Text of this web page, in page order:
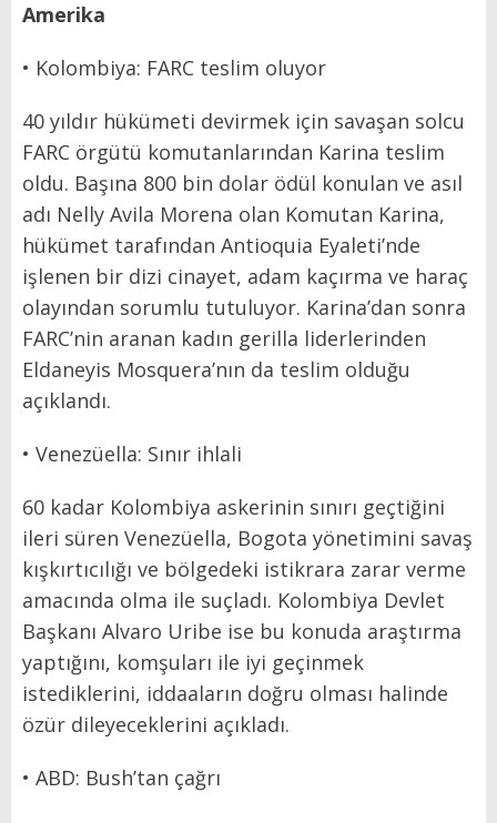
Amerika
• Kolombiya: FARC teslim oluyor
40 yıldır hükümeti devirmek için savaşan solcu
FARC örgütü komutanlarından Karina teslim
oldu. Başına 800 bin dolar ödül konulan ve asıl
adı Nelly Avila Morena olan Komutan Karina,
hükümet tarafından Antioquia Eyaleti’nde
işlenen bir dizi cinayet, adam kaçırma ve haraç
olayından sorumlu tutuluyor. Karina’dan sonra
FARC’nin aranan kadın gerilla liderlerinden
Eldaneyis Mosquera’nın da teslim olduğu
açıklandı.
• Venezüella: Sınır ihlali
60 kadar Kolombiya askerinin sınırı geçtiğini
ileri süren Venezüella, Bogota yönetimini savaş
kışkırtıcılığı ve bölgedeki istikrara zarar verme
amacında olma ile suçladı. Kolombiya Devlet
Başkanı Alvaro Uribe ise bu konuda araştırma
yaptığını, komşuları ile iyi geçinmek
istediklerini, iddaaların doğru olması halinde
özür dileyeceklerini açıkladı.
• ABD: Bush’tan çağrı